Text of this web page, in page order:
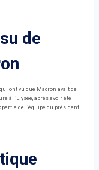
de
ont vu que Macron avait de
à l’Elysée, après avoir été
de l’équipe du président